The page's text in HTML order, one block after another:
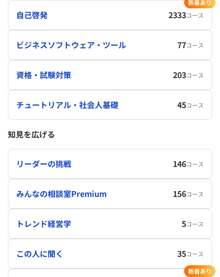
自己啓発 2333コース
新着あり
ビジネスソフトウェア・ツール 77コース
資格・試験対策 203コース
チュートリアル・社会人基礎 45コース
知見を広げる
リーダーの挑戦 146コース
みんなの相談室Premium 156コース
トレンド経営学 5コース
この人に聞く 35コース
新着あり